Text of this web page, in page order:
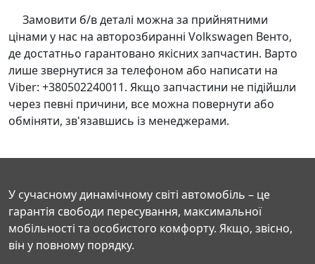
Замовити б/в деталі можна за прийнятними
цінами у нас на авторозбиранні Volkswagen Венто,
де достатньо гарантовано якісних запчастин. Варто
лише звернутися за телефоном або написати на
Viber: +380502240011. Якщо запчастини не підійшли
через певні причини, все можна повернути або
обміняти, зв'язавшись із менеджерами.
У сучасному динамічному світі автомобіль – це
гарантія свободи пересування, максимальної
мобільності та особистого комфорту. Якщо, звісно,
він у повному порядку.